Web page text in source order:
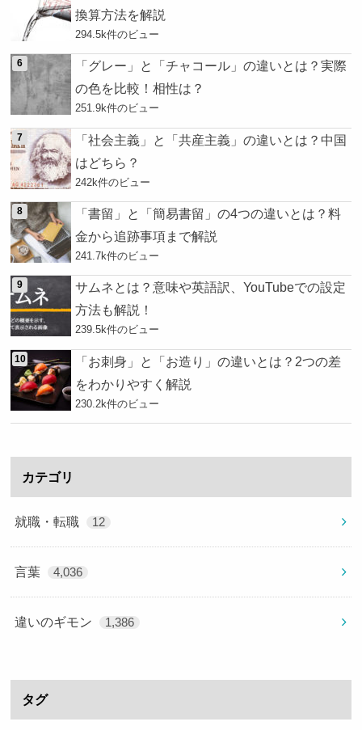
換算方法を解説
294.5k件のビュー
「グレー」と「チャコール」の違いとは？実際
の色を比較！相性は？
251.9k件のビュー
「社会主義」と「共産主義」の違いとは？中国
はどちら？
242k件のビュー
「書留」と「簡易書留」の4つの違いとは？料
金から追跡事項まで解説
241.7k件のビュー
サムネとは？意味や英語訳、YouTubeでの設定
方法も解説！
239.5k件のビュー
「お刺身」と「お造り」の違いとは？2つの差
をわかりやすく解説
230.2k件のビュー
カテゴリ
就職・転職 12
言葉 4,036
違いのギモン 1,386
タグ